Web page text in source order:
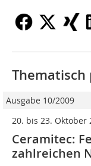
Thematisch
Ausgabe 10/2009
20. bis 23. Oktober
Ceramitec:
zahlreichen